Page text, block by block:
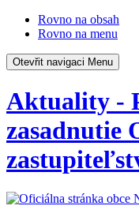
Rovno na obsah
Rovno na menu
Otevřit navigaci Menu
Aktuality -
zasadnutie